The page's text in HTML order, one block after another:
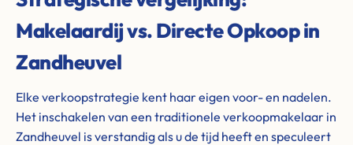
Makelaardij vs. Directe Opkoop in
Zandheuvel
Elke verkoopstrategie kent haar eigen voor- en nadelen.
Het inschakelen van een traditionele verkoopmakelaar in
Zandheuvel is verstandig als u de tijd heeft en speculeert